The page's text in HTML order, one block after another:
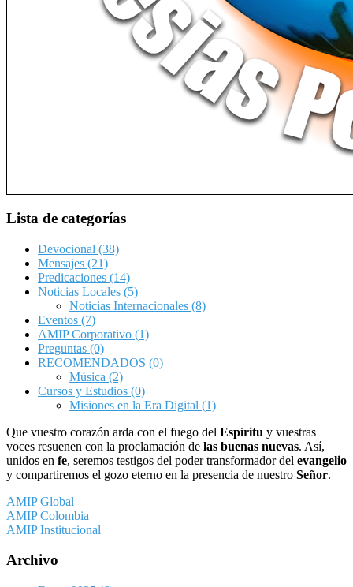
Lista de categorías
Devocional (38)
Mensajes (21)
Predicaciones (14)
Noticias Locales (5)
Noticias Internacionales (8)
Eventos (7)
AMIP Corporativo (1)
Preguntas (0)
RECOMENDADOS (0)
Música (2)
Cursos y Estudios (0)
Misiones en la Era Digital (1)
Que vuestro corazón arda con el fuego del Espíritu y vuestras
voces resuenen con la proclamación de las buenas nuevas. Así,
unidos en fe, seremos testigos del poder transformador del evangelio
y compartiremos el gozo eterno en la presencia de nuestro Señor.
AMIP Global
AMIP Colombia
AMIP Institucional
Archivo